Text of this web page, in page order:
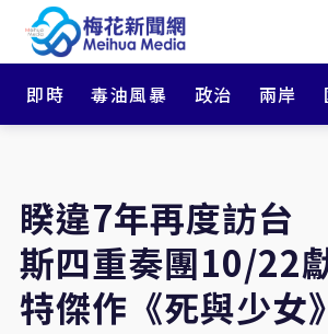
即時 毒油風暴 政治 兩岸
睽違7年再度訪台
斯四重奏團10/22
特傑作《死與少女》